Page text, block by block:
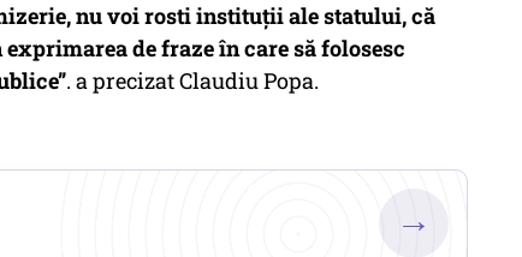
nu voi rosti instituții ale statului, că
de fraze în care să folosesc
. a precizat Claudiu Popa.
→